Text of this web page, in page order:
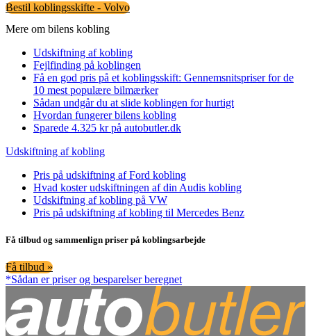
Bestil koblingsskifte - Volvo
Mere om bilens kobling
Udskiftning af kobling
Fejlfinding på koblingen
Få en god pris på et koblingsskift: Gennemsnitspriser for de
10 mest populære bilmærker
Sådan undgår du at slide koblingen for hurtigt
Hvordan fungerer bilens kobling
Sparede 4.325 kr på autobutler.dk
Udskiftning af kobling
Pris på udskiftning af Ford kobling
Hvad koster udskiftningen af din Audis kobling
Udskiftning af kobling på VW
Pris på udskiftning af kobling til Mercedes Benz
Få tilbud og sammenlign priser på koblingsarbejde
Få tilbud »
*Sådan er priser og besparelser beregnet